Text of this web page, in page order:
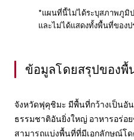
ข้อมูลโดยสรุปของพื้
จังหวัดฟุคุชิมะ มีพื้นที่กว้างเป็นอั
ธรรมชาติอันยิ่งใหญ่ อาหารอร่อ
สามารถแบ่งพื้นที่ที่มีเอกลักษณ์โด
*แผนที่นี้ไม่ได้ระบุสภาพภูมิป
และไม่ได้แสดงทั้งพื้นที่ของ